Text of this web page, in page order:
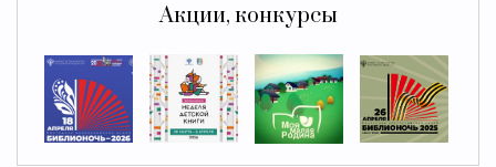
Акции, конкурсы